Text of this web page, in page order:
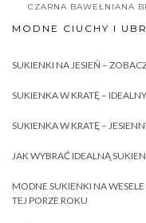
CZARNA BAWEŁNIANA
MODNE CIUCHY I
SUKIENKI NA JESIEŃ –
SUKIENKA W KRATĘ –
SUKIENKA W KRATĘ –
JAK WYBRAĆ IDEALNĄ
MODNE SUKIENKI NA
TEJ PORZE ROKU